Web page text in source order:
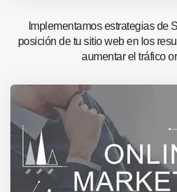
Implementamos estrategias de
posición de tu sitio web en los
aumentar el tráfico